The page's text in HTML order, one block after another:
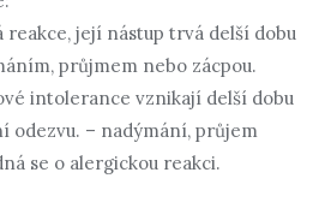
její nástup trvá delší dobu
průjmem nebo zácpou.
intolerance vznikají delší dobu
odezvu. – nadýmání, průjem
se o alergickou reakci.